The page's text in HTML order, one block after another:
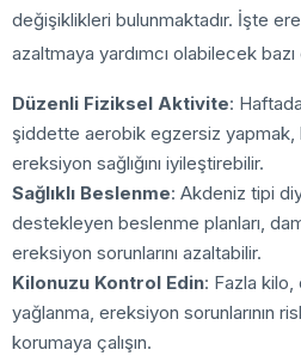
değişiklikleri bulunmaktadır. İşte
azaltmaya yardımcı olabilecek
Düzenli Fiziksel Aktivite:
şiddette aerobik egzersiz yapmak,
ereksiyon sağlığını iyileştirebilir.
Sağlıklı Beslenme: Akdeniz tipi
destekleyen beslenme planları,
ereksiyon sorunlarını azaltabilir.
Kilonuzu Kontrol Edin: Fazla kilo,
yağlanma, ereksiyon sorunlarının
korumaya çalışın.